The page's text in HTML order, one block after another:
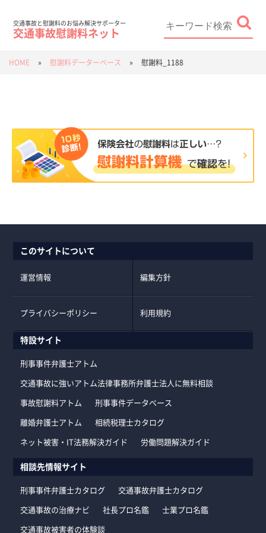
交通事故と慰謝料のお悩み解決サポーター
交通事故慰謝料ネット
HOME » 慰謝料データーベース » 慰謝料_1188
このサイトについて
運営情報 編集方針
プライバシーポリシー 利用規約
特設サイト
刑事事件弁護士アトム
交通事故に強いアトム法律事務所弁護士法人に無料相談
事故慰謝料アトム 刑事事件データベース
離婚弁護士アトム 相続税理士カタログ
ネット被害・IT法務解決ガイド 労働問題解決ガイド
相談先情報サイト
刑事事件弁護士カタログ 交通事故弁護士カタログ
交通事故の治療ナビ 社長プロ名鑑 士業プロ名鑑
交通事故被害者の体験談